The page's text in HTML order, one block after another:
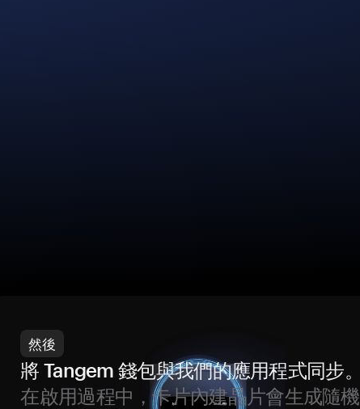
然後
將 Tangem 錢包與我們的應用程式同步。
在啟用過程中，卡片內建晶片會生成隨機